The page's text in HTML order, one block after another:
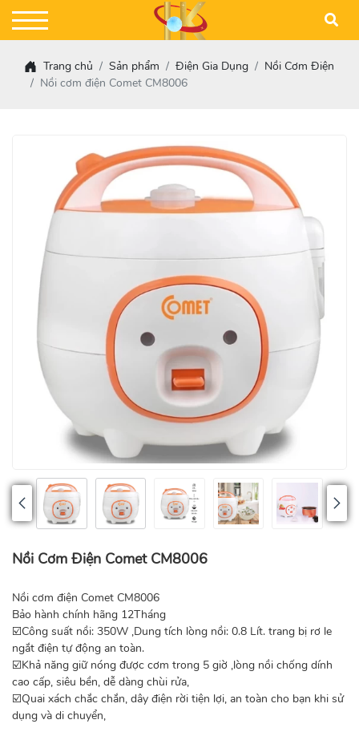
Trang chủ Sản phẩm Điện Gia Dụng
Nồi Cơm Điện
Nồi cơm điện Comet CM8006
Nồi Cơm Điện Comet CM8006
Nồi cơm điện Comet CM8006
Bảo hành chính hãng 12Tháng
☑️Công suất nồi: 350W ,Dung tích lòng nồi: 0.8 Lít. trang bị rơ le
ngắt điện tự động an toàn.
☑️Khả năng giữ nóng được cơm trong 5 giờ ,lòng nồi chống dính
cao cấp, siêu bền, dễ dàng chùi rửa,
☑️Quai xách chắc chắn, dây điện rời tiện lợi, an toàn cho bạn khi sử
dụng và di chuyển,